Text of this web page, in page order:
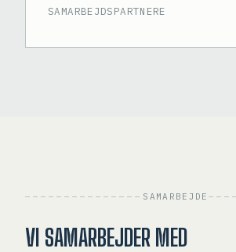
SAMARBEJDSPARTNERE
SAMARBEJDE
VI SAMARBEJDER MED